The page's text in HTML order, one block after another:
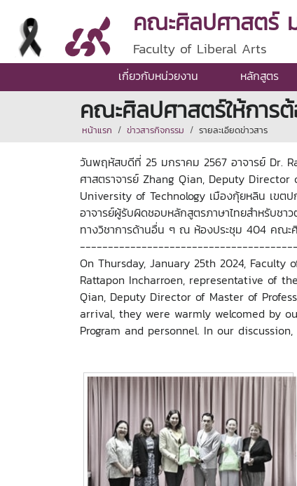
คณะศิลปศาสตร์
Faculty of Liberal Arts
เกี่ยวกับหน่วยงาน หลักสูตร
คณะศิลปศาสตร์ให้การ
หน้าแรก ข่าวสารกิจกรรม รายละเอียดข่าวสาร
วันพฤหัสบดีที่ 25 มกราคม 2567 อาจารย์ Dr.
ศาสตราจารย์ Zhang Qian, Deputy
University of Technology เมืองกุ้ยหลิน เขต
อาจารย์ผู้รับผิดชอบหลักสูตรภาษาไทยสำหรับชา
ทางวิชาการด้านอื่น ๆ ณ ห้องประชุม 404 คณะ
On Thursday, January 25th 2024,
Rattapon Incharroen, representative of
Qian, Deputy Director of Master of
arrival, they were warmly welcomed by
Program and personnel. In our